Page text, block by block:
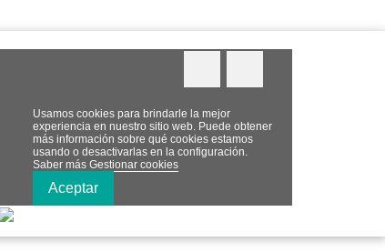
Usamos cookies para brindarle la mejor
experiencia en nuestro sitio web. Puede obtener
más información sobre qué cookies estamos
usando o desactivarlas en la configuración.
Saber más Gestionar cookies
Aceptar